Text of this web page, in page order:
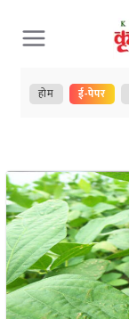
Skip
to
content
होम ई-पेपर